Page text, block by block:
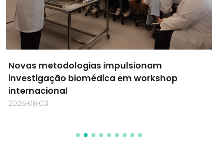
Novas metodologias impulsionam
investigação biomédica em workshop
internacional
2026-08-03